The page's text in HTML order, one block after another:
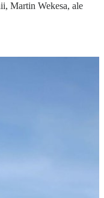
Martin Wekesa, ale